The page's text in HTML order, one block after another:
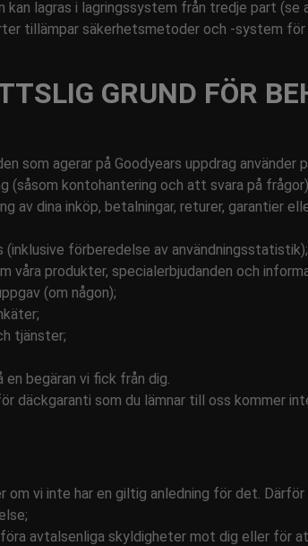
kan lagras i lagringssystem från tredje part
tillämpar säkerhetsmetoder och -system
GRUND FÖR
som agerar på Goodyears uppdrag
(såsom kontohantering och att svara på
av dina inköp, betalningar, returer, garantier
(inklusive förberedelse av användningsstatistik);
våra produkter, specialerbjudanden och
(om någon);
tjänster;
en begäran vi fick från dig.
däckgaranti som du lämnar till oss kommer
om vi inte har en giltig anledning för det.
avtalsenliga skyldigheter mot dig eller för